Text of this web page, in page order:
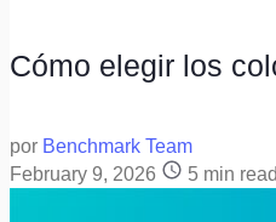
Cómo elegir los
por Benchmark Team
February 9, 2026
5 min read